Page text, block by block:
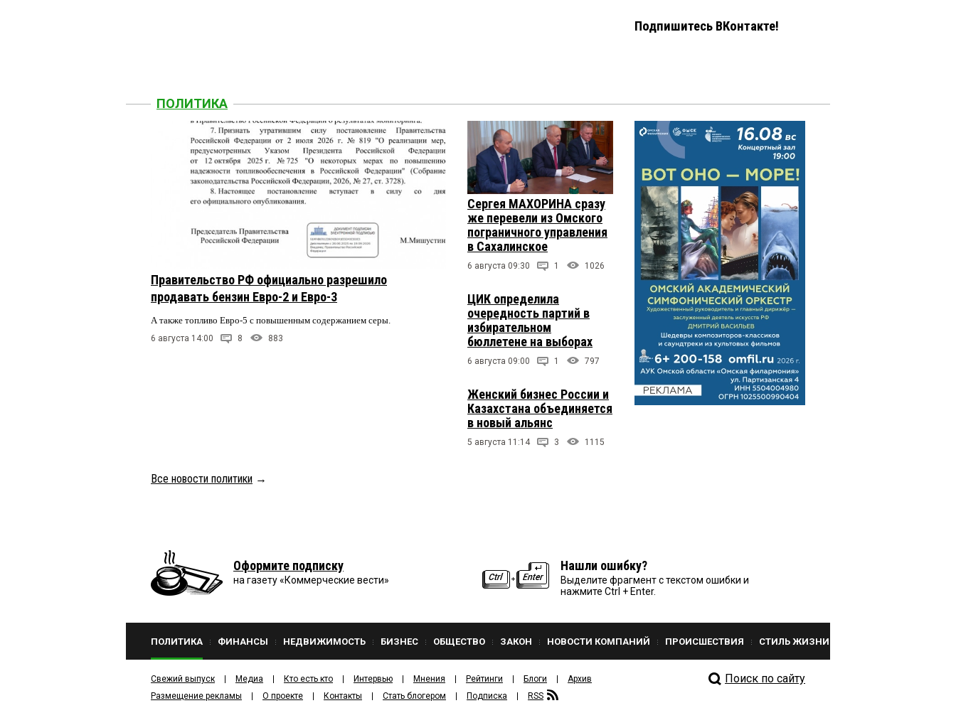
Подпишитесь ВКонтакте!
ПОЛИТИКА
Правительство РФ официально разрешило
продавать бензин Евро-2 и Евро-3
А также топливо Евро-5 с повышенным содержанием серы.
6 августа 14:00 8 883
Сергея МАХОРИНА сразу
же перевели из Омского
пограничного управления
в Сахалинское
6 августа 09:30 1 1026
ЦИК определила
очередность партий в
избирательном
бюллетене на выборах
6 августа 09:00 1 797
Женский бизнес России и
Казахстана объединяется
в новый альянс
5 августа 11:14 3 1115
Все новости политики →
Оформите подписку
на газету «Коммерческие вести»
Нашли ошибку?
Выделите фрагмент с текстом ошибки и
нажмите Ctrl + Enter.
ПОЛИТИКА ФИНАНСЫ НЕДВИЖИМОСТЬ БИЗНЕС ОБЩЕСТВО ЗАКОН НОВОСТИ КОМПАНИЙ ПРОИСШЕСТВИЯ СТИЛЬ ЖИЗНИ
Свежий выпуск Медиа Кто есть кто Интервью Мнения Рейтинги Блоги
Архив
Размещение рекламы
О проекте Контакты Стать блогером Подписка RSS
Поиск по сайту